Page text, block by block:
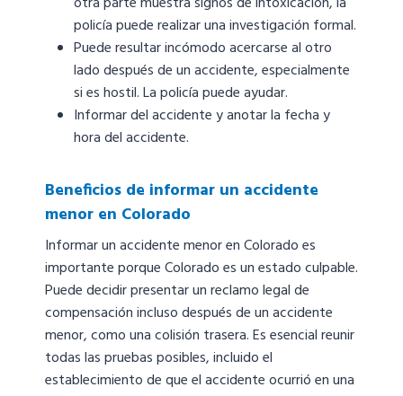
policía puede realizar una investigación formal.
Puede resultar incómodo acercarse al otro
lado después de un accidente, especialmente
si es hostil. La policía puede ayudar.
Informar del accidente y anotar la fecha y
hora del accidente.
Beneficios de informar un accidente
menor en Colorado
Informar un accidente menor en Colorado es
importante porque Colorado es un estado culpable.
Puede decidir presentar un reclamo legal de
compensación incluso después de un accidente
menor, como una colisión trasera. Es esencial reunir
todas las pruebas posibles, incluido el
establecimiento de que el accidente ocurrió en una